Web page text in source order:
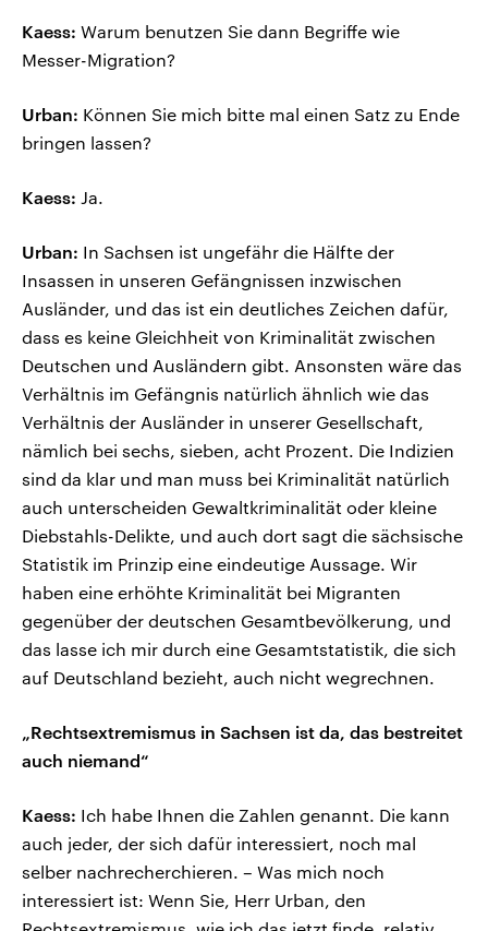
Kaess: Warum benutzen Sie dann Begriffe wie
Messer-Migration?
Urban: Können Sie mich bitte mal einen Satz zu Ende
bringen lassen?
Kaess: Ja.
Urban: In Sachsen ist ungefähr die Hälfte der
Insassen in unseren Gefängnissen inzwischen
Ausländer, und das ist ein deutliches Zeichen dafür,
dass es keine Gleichheit von Kriminalität zwischen
Deutschen und Ausländern gibt. Ansonsten wäre das
Verhältnis im Gefängnis natürlich ähnlich wie das
Verhältnis der Ausländer in unserer Gesellschaft,
nämlich bei sechs, sieben, acht Prozent. Die Indizien
sind da klar und man muss bei Kriminalität natürlich
auch unterscheiden Gewaltkriminalität oder kleine
Diebstahls-Delikte, und auch dort sagt die sächsische
Statistik im Prinzip eine eindeutige Aussage. Wir
haben eine erhöhte Kriminalität bei Migranten
gegenüber der deutschen Gesamtbevölkerung, und
das lasse ich mir durch eine Gesamtstatistik, die sich
auf Deutschland bezieht, auch nicht wegrechnen.
„Rechtsextremismus in Sachsen ist da, das bestreitet
auch niemand“
Kaess: Ich habe Ihnen die Zahlen genannt. Die kann
auch jeder, der sich dafür interessiert, noch mal
selber nachrecherchieren. – Was mich noch
interessiert ist: Wenn Sie, Herr Urban, den